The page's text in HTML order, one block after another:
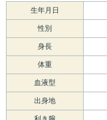
生年月日
性別
身長
体重
血液型
出身地